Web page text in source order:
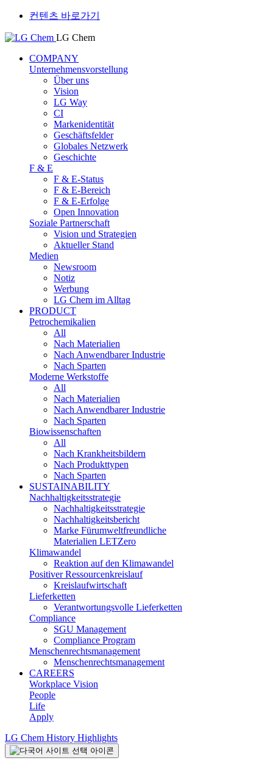
컨텐츠 바로가기
LG Chem
COMPANY
Unternehmensvorstellung
Über uns
Vision
LG Way
CI
Markenidentität
Geschäftsfelder
Globales Netzwerk
Geschichte
F & E
F & E-Status
F & E-Bereich
F & E-Erfolge
Open Innovation
Soziale Partnerschaft
Vision und Strategien
Aktueller Stand
Medien
Newsroom
Notiz
Werbung
LG Chem im Alltag
PRODUCT
Petrochemikalien
All
Nach Materialien
Nach Anwendbarer Industrie
Nach Sparten
Moderne Werkstoffe
All
Nach Materialien
Nach Anwendbarer Industrie
Nach Sparten
Biowissenschaften
All
Nach Krankheitsbildern
Nach Produkttypen
Nach Sparten
SUSTAINABILITY
Nachhaltigkeitsstrategie
Nachhaltigkeitsstrategie
Nachhaltigkeitsbericht​
Marke Fürumweltfreundliche
Materialien LETZero
Klimawandel
Reaktion auf den Klimawandel
Positiver Ressourcenkreislauf
Kreislaufwirtschaft
Lieferketten
Verantwortungsvolle Lieferketten
Compliance
SGU Management
Compliance Program
Menschenrechtsmanagement
Menschenrechtsmanagement
CAREERS
Workplace Vision
People
Life
Apply
LG Chem History Highlights